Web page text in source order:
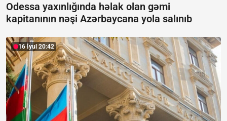
Odessa yaxınlığında həlak olan gəmi
kapitanının nəşi Azərbaycana yola salınıb
16 İyul 20:42